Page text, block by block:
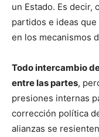
un Estado. Es decir,
partidos e ideas
en los mecanismos
Todo intercambio
entre las partes,
presiones internas
corrección política
alianzas se